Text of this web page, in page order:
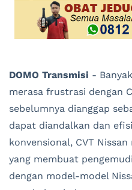
DOMO Transmisi ­-
merasa frustrasi dengan
sebelumnya dianggap
dapat diandalkan dan
konvensional, CVT
yang membuat
dengan model-model